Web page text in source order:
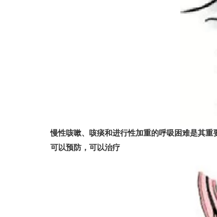
慢性咳嗽、咳痰和进行性加重的呼吸困难是其重
可以预防，可以治疗